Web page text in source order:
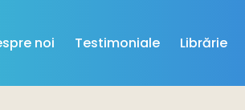
noi Testimoniale Librărie